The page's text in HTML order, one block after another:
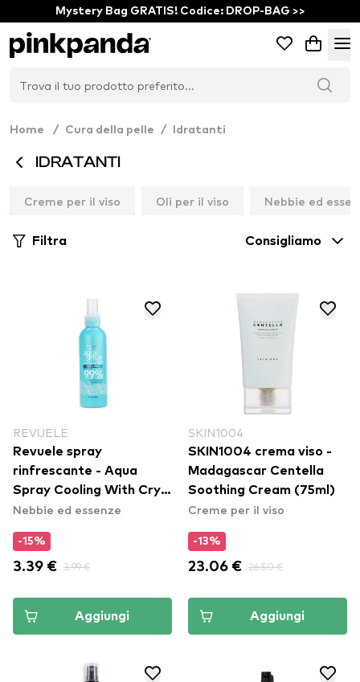
Mystery Bag GRATIS! Codice: DROP-BAG >>
Home / Cura della pelle / Idratanti
IDRATANTI
Creme per il viso Oli per il viso Nebbie ed
Filtra Consigliamo
REVUELE
Revuele spray
rinfrescante - Aqua
Spray Cooling With Cryo
Effect
Nebbie ed essenze
-15%
3.39 € 3.99 €
Aggiungi
SKIN1004
SKIN1004 crema viso -
Madagascar Centella
Soothing Cream (75ml)
Creme per il viso
-13%
23.06 € 26.50 €
Aggiungi